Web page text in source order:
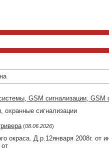
GSM сигнализации,
охранные сигнализации
(08.06.2026)
окраса. Д.р.12января 2008г.